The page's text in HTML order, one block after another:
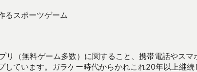
るスポーツゲーム
リ（無料ゲーム多数）に関すること、携帯電話やス
しています。ガラケー時代からかれこれ20年以上